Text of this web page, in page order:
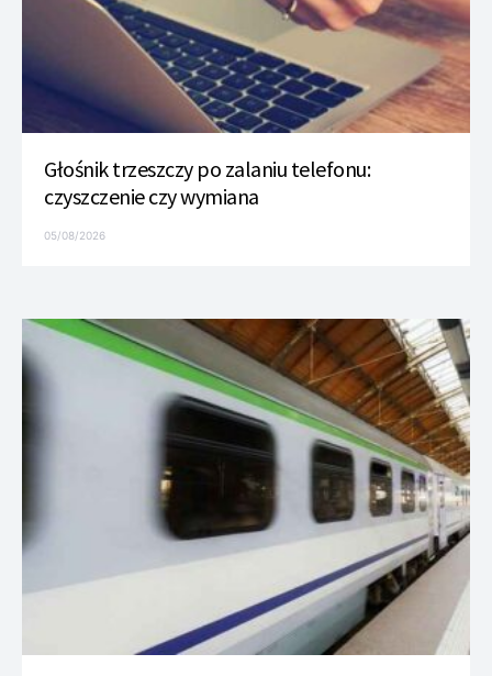
Głośnik trzeszczy po zalaniu telefonu:
czyszczenie czy wymiana
05/08/2026